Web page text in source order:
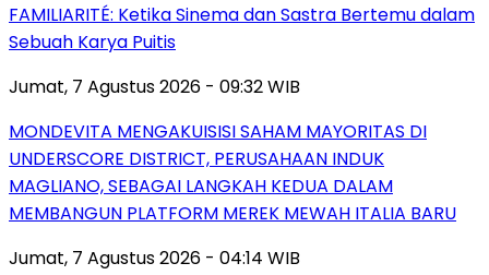
FAMILIARITÉ: Ketika Sinema dan Sastra Bertemu dalam
Sebuah Karya Puitis
Jumat, 7 Agustus 2026 - 09:32 WIB
MONDEVITA MENGAKUISISI SAHAM MAYORITAS DI
UNDERSCORE DISTRICT, PERUSAHAAN INDUK
MAGLIANO, SEBAGAI LANGKAH KEDUA DALAM
MEMBANGUN PLATFORM MEREK MEWAH ITALIA BARU
Jumat, 7 Agustus 2026 - 04:14 WIB